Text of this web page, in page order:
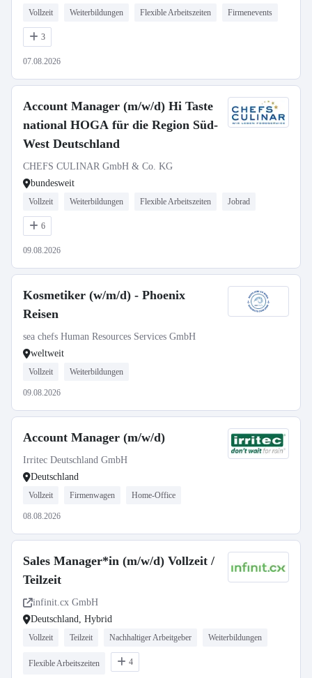
Vollzeit Weiterbildungen Flexible Arbeitszeiten Firmenevents
3
07.08.2026
Account Manager (m/w/d) Hi Taste
national HOGA für die Region Süd-
West Deutschland
CHEFS CULINAR GmbH & Co. KG
bundesweit
Vollzeit Weiterbildungen Flexible Arbeitszeiten Jobrad
6
09.08.2026
Kosmetiker (w/m/d) - Phoenix
Reisen
sea chefs Human Resources Services GmbH
weltweit
Vollzeit Weiterbildungen
09.08.2026
Account Manager (m/w/d)
Irritec Deutschland GmbH
Deutschland
Vollzeit Firmenwagen Home-Office
08.08.2026
Sales Manager*in (m/w/d) Vollzeit /
Teilzeit
infinit.cx GmbH
Deutschland, Hybrid
Vollzeit Teilzeit Nachhaltiger Arbeitgeber Weiterbildungen
Flexible Arbeitszeiten 4